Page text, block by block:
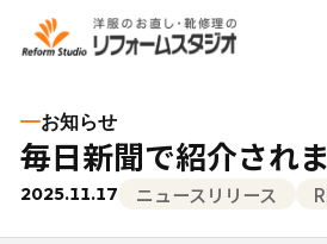
お知らせ
毎日新聞で紹介され
2025.11.17 ニュースリリース